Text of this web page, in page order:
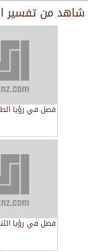
شاهد من تفسير
فصل في رؤيا
فصل في رؤيا